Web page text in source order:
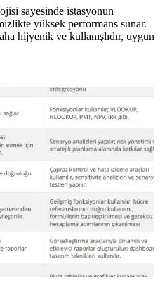
sayesinde istasyonun
yüksek performans sunar.
hijyenik ve kullanışlıdır, uygun